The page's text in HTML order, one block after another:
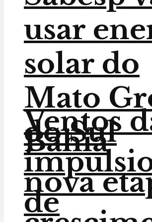
Ventos
Bahia
nova
de
usar
solar do
Mato
do Sul